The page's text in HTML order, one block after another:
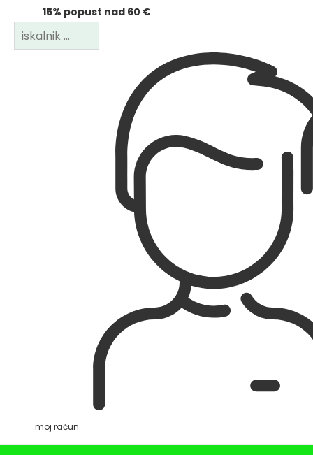
15% popust nad 60 €
moj račun